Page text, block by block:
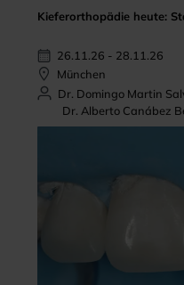
Kieferorthopädie heute:
26.11.26 - 28.11.26
München
Dr. Domingo Martin
Dr. Alberto Canábez